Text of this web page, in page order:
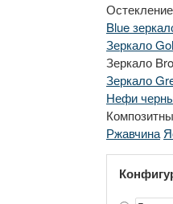
Остекление
Blue
Зеркало
Зеркало
Зеркало
Нефи
Ржавчина